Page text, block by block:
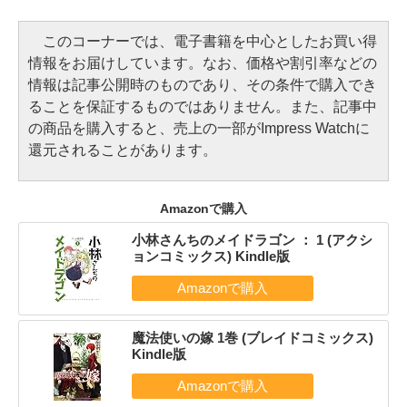
このコーナーでは、電子書籍を中心としたお買い得
情報をお届けしています。なお、価格や割引率などの
情報は記事公開時のものであり、その条件で購入でき
ることを保証するものではありません。また、記事中
の商品を購入すると、売上の一部がImpress Watchに
還元されることがあります。
Amazonで購入
小林さんちのメイドラゴン ： 1 (アクシ
ョンコミックス) Kindle版
魔法使いの嫁 1巻 (ブレイドコミックス)
Kindle版